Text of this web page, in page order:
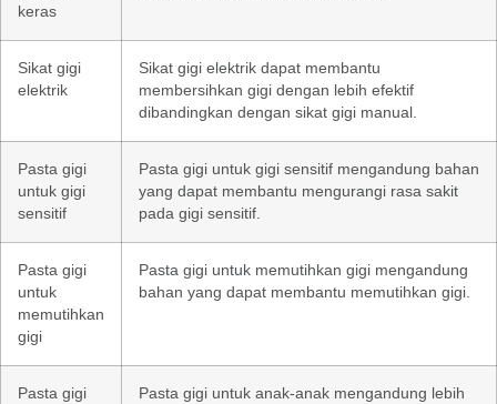
keras
Sikat gigi
elektrik
Sikat gigi elektrik dapat membantu
membersihkan gigi dengan lebih efektif
dibandingkan dengan sikat gigi manual.
Pasta gigi
untuk gigi
sensitif
Pasta gigi untuk gigi sensitif mengandung bahan
yang dapat membantu mengurangi rasa sakit
pada gigi sensitif.
Pasta gigi
untuk
memutihkan
gigi
Pasta gigi untuk memutihkan gigi mengandung
bahan yang dapat membantu memutihkan gigi.
Pasta gigi
Pasta gigi untuk anak-anak mengandung lebih